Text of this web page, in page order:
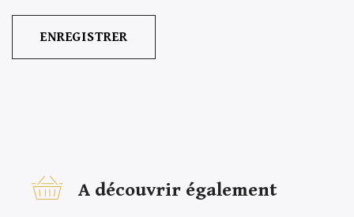
A découvrir également